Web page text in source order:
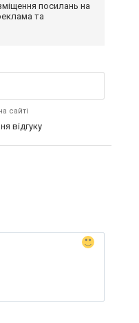
посилань на
та
сайті
відгуку